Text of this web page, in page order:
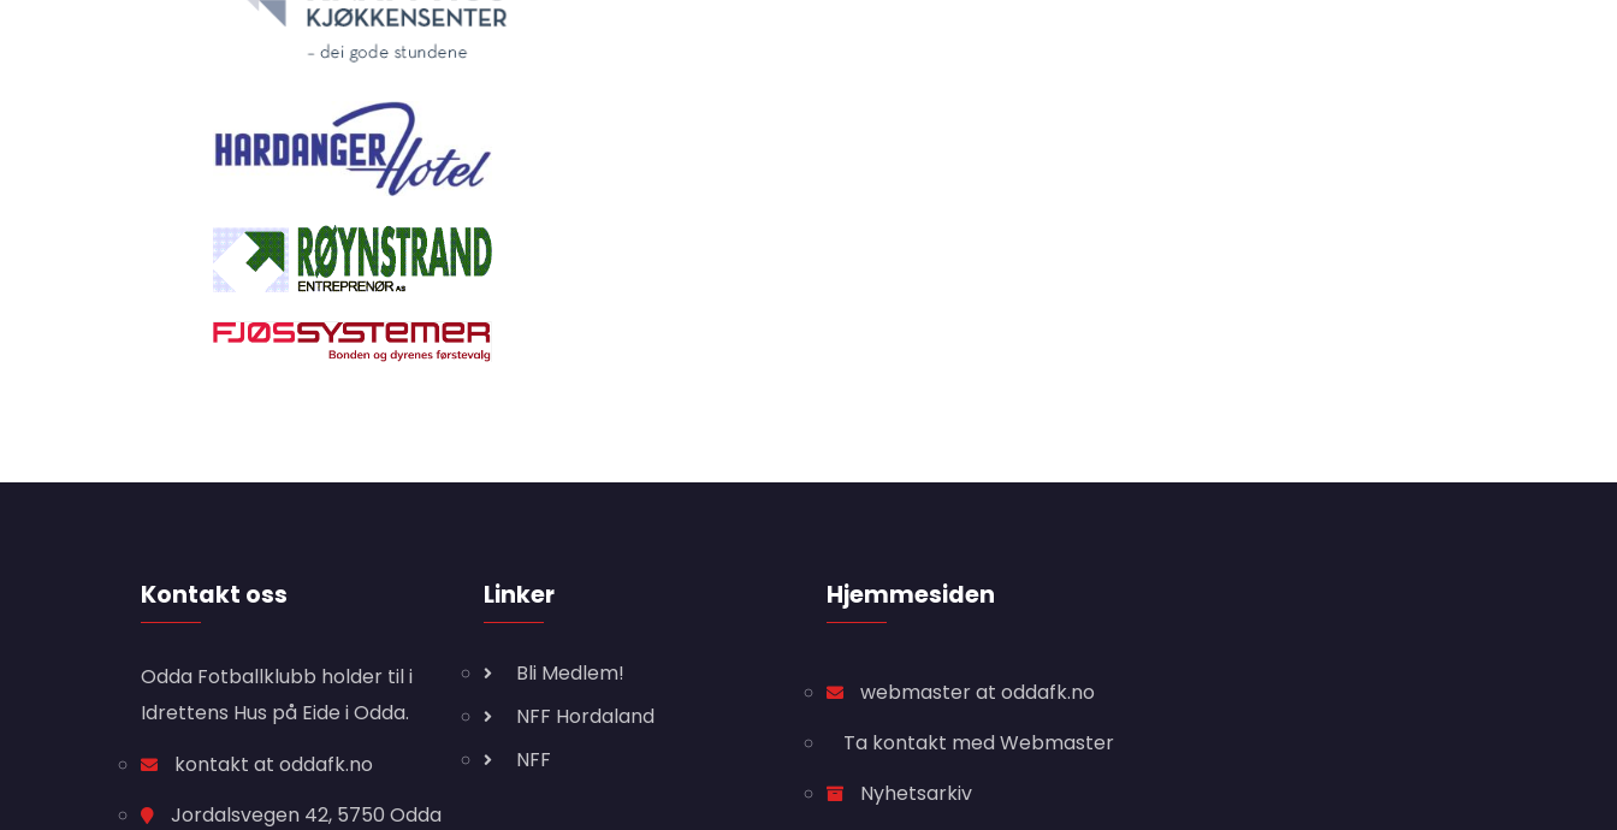
Kontakt oss
Odda Fotballklubb holder til i
Idrettens Hus på Eide i Odda.
kontakt at oddafk.no
Jordalsvegen 42, 5750 Odda
Linker
Bli Medlem!
NFF Hordaland
NFF
Hjemmesiden
webmaster at oddafk.no
Ta kontakt med Webmaster
Nyhetsarkiv